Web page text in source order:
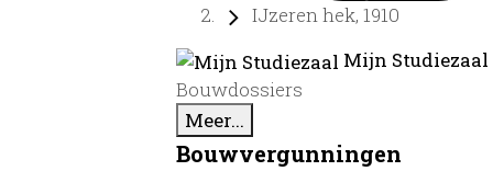
IJzeren hek, 1910
Mijn
Bouwdossiers
Meer...
Bouwvergunningen